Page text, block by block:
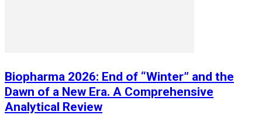
Biopharma 2026: End of “Winter” and the
Dawn of a New Era. A Comprehensive
Analytical Review